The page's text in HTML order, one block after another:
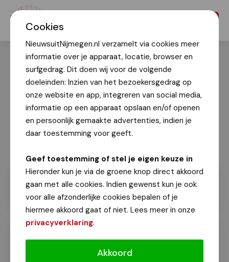
Cookies
NieuwsuitNijmegen.nl verzamelt via cookies meer
informatie over je apparaat, locatie, browser en
surfgedrag. Dit doen wij voor de volgende
doeleinden: Inzien van het bezoekersgedrag op
onze website en app, integreren van social media,
informatie op een apparaat opslaan en/of openen
en persoonlijk gemaakte advertenties, indien je
daar toestemming voor geeft.
Geef toestemming of stel je eigen keuze in
Hieronder kun je via de groene knop direct akkoord
gaan met alle cookies. Indien gewenst kun je ook
voor alle afzonderlijke cookies bepalen of je
hiermee akkoord gaat of niet. Lees meer in onze
privacyverklaring.
Akkoord
Open dag bij Zorgboerderij In het
Westen in Nijmegen